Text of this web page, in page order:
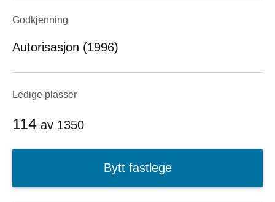
Godkjenning
Autorisasjon (1996)
Ledige plasser
114 av 1350
Bytt fastlege